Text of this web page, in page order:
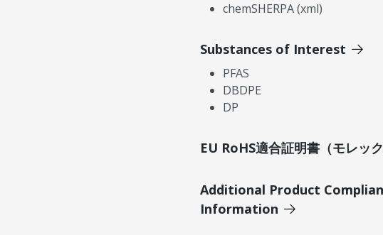
chemSHERPA (xml)
Substances of Interest
PFAS
DBDPE
DP
EU RoHS適合証明書（モレック
Additional Product
Information